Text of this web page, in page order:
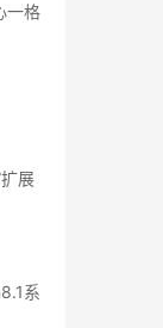
一格
展
系